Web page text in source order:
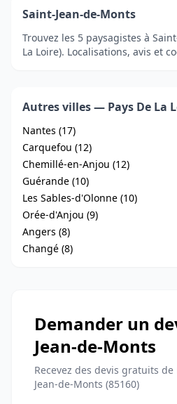
Saint-Jean-de-Monts
Trouvez les 5 paysagistes à
La Loire). Localisations, avis et
Autres villes — Pays De La
Nantes (17)
Carquefou (12)
Chemillé-en-Anjou (12)
Guérande (10)
Les Sables-d'Olonne (10)
Orée-d'Anjou (9)
Angers (8)
Changé (8)
Demander un
Jean-de-Monts
Recevez des devis gratuits de
Jean-de-Monts (85160)